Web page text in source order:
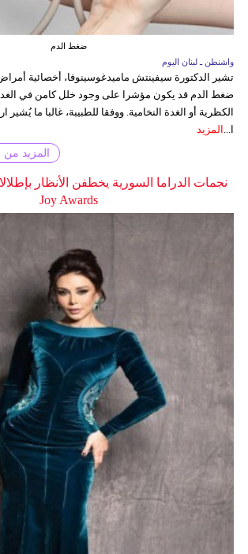
ضغط الدم
واشنطن ـ لبنان اليوم
تشير الدكتورة سيفينتش ماميدغوسينوفا، أخصائية
ضغط الدم قد يكون مؤشرا على وجود خلل كامن في الغدة
الكظرية أو الغدة النخامية. ووفقا للطبيبة، غالبا ما
ا...
المزيد
المزيد من
نجمات الدراما السورية يخطفن الأنظار
Joy Awards